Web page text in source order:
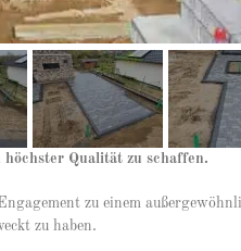
Qualität zu schaffen.
zu einem
zu haben.